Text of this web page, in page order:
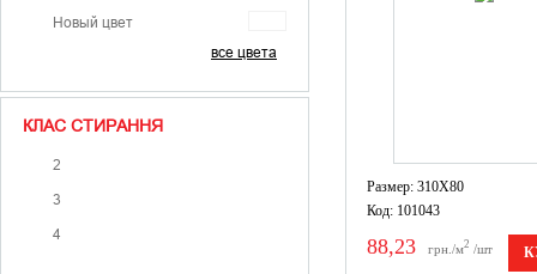
Новый цвет
Сірий
Синій
Фіолетовий
Червоний
Чорний
все цвета
КЛАС СТИРАННЯ
2
3
4
Размер: 310X80
Код: 101043
88,23 грн./м2 /шт